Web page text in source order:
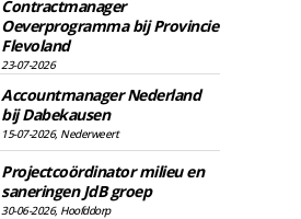
Contractmanager
Oeverprogramma bij Provincie
Flevoland
23-07-2026
Accountmanager Nederland
bij Dabekausen
15-07-2026, Nederweert
Projectcoördinator milieu en
saneringen JdB groep
30-06-2026, Hoofddorp